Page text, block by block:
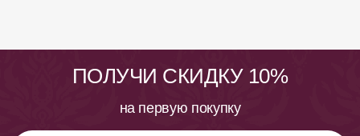
ПОЛУЧИ СКИДКУ 10%
на первую покупку